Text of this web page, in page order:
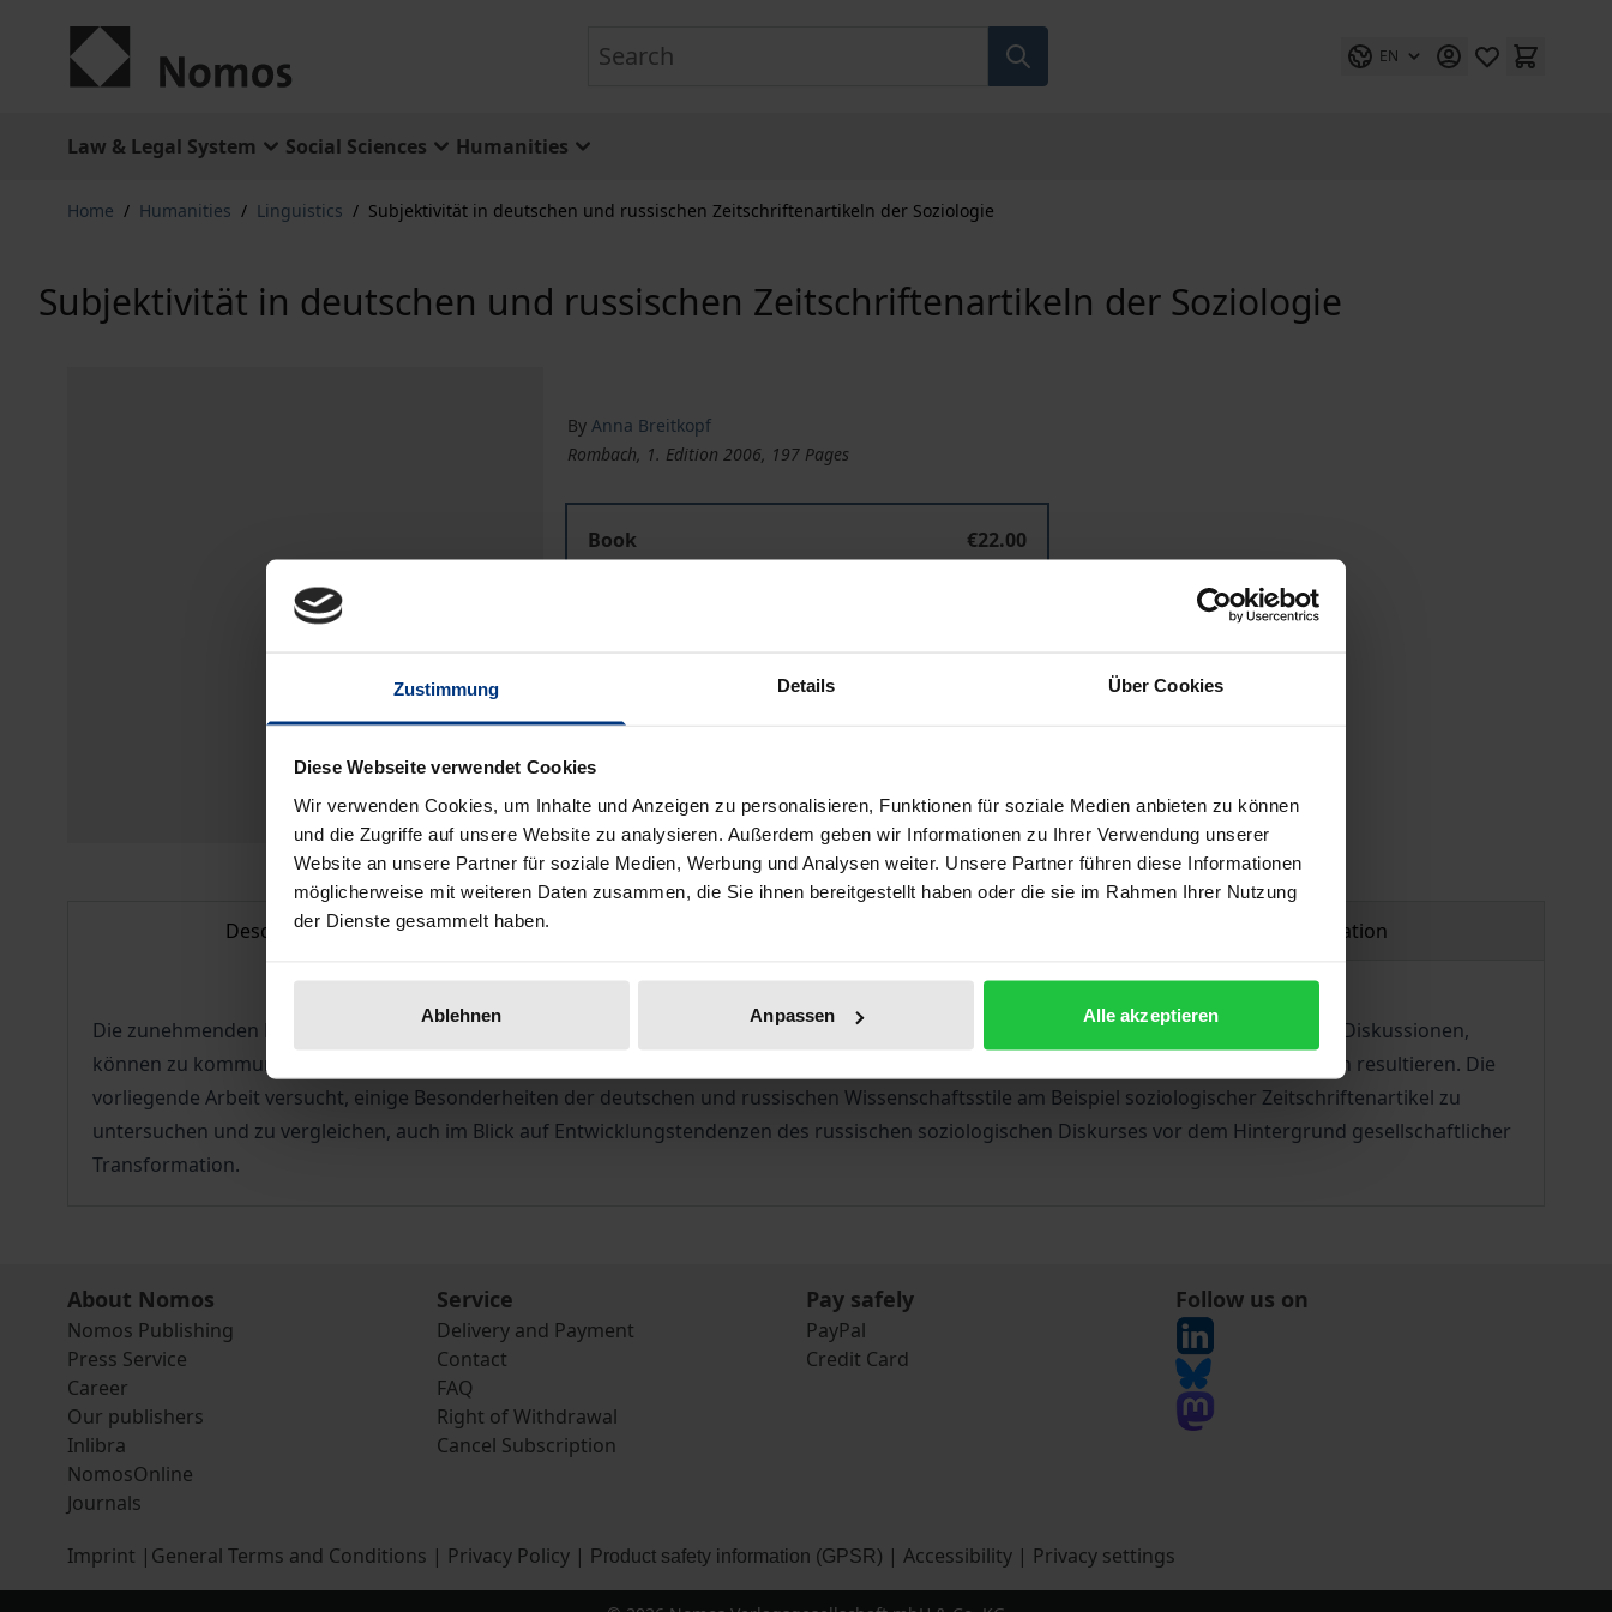
Zustimmung Details Über Cookies
Diese Webseite verwendet Cookies
Wir verwenden Cookies, um Inhalte und Anzeigen zu personalisieren, Funktionen für soziale Medien anbieten zu können
und die Zugriffe auf unsere Website zu analysieren. Außerdem geben wir Informationen zu Ihrer Verwendung unserer
Website an unsere Partner für soziale Medien, Werbung und Analysen weiter. Unsere Partner führen diese Informationen
möglicherweise mit weiteren Daten zusammen, die Sie ihnen bereitgestellt haben oder die sie im Rahmen Ihrer Nutzung
der Dienste gesammelt haben.
Ablehnen Anpassen Alle akzeptieren
EN
Law & Legal System Social Sciences Humanities
Home / Humanities / Linguistics / Subjektivität in deutschen und russischen Zeitschriftenartikeln der Soziologie
Subjektivität in deutschen und russischen Zeitschriftenartikeln der Soziologie
By Anna Breitkopf
Rombach, 1. Edition 2006, 197 Pages
Book
€22.00
Delivery cost notice
Description Product safety information
Die zunehmenden Kontakte zwischen deutschen und russischen Wissenschaftlern, sei es Teilnahme an Tagungen oder wissenschaftliche Diskussionen,
können zu kommunikativen Missverständnissen führen, die nicht zuletzt aus den unterschiedlichen wissenschaftlichen Diskurstraditionen resultieren. Die
vorliegende Arbeit versucht, einige Besonderheiten der deutschen und russischen Wissenschaftsstile am Beispiel soziologischer Zeitschriftenartikel zu
untersuchen und zu vergleichen, auch im Blick auf Entwicklungstendenzen des russischen soziologischen Diskurses vor dem Hintergrund gesellschaftlicher
Transformation.
About Nomos
Nomos Publishing
Press Service
Career
Our publishers
Inlibra
NomosOnline
Journals
Service
Delivery and Payment
Contact
FAQ
Right of Withdrawal
Cancel Subscription
Pay safely
PayPal
Credit Card
Follow us on
Imprint | General Terms and Conditions | Privacy Policy | Product safety information (GPSR) | Accessibility | Privacy settings